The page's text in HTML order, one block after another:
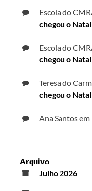
Escola do
chegou o Natal
Escola do
chegou o Natal
Teresa do
chegou o Natal
Ana Santosem
Arquivo
Julho 2026